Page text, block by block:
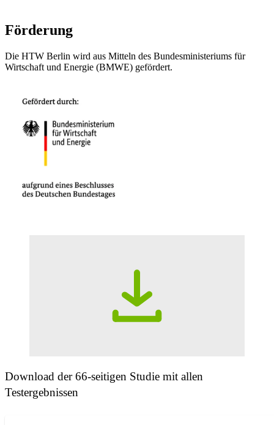
Förderung
Die HTW Berlin wird aus Mitteln des Bundesministeriums für
Wirtschaft und Energie (BMWE) gefördert.
Download der 66-seitigen Studie mit allen
Testergebnissen